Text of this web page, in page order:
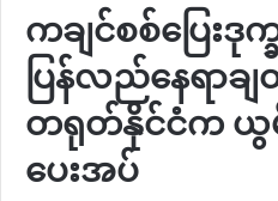
ကချင်စစ်ပြေးဒု
ပြန်လည်နေရာခ
တရုတ်နိုင်ငံက ယွ
ပေးအပ်